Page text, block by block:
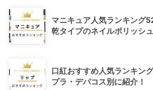
マニキュア人気ランキング
乾タイプのネイルポリッシ
口紅おすすめ人気ランキン
プラ・デパコス別に紹介！